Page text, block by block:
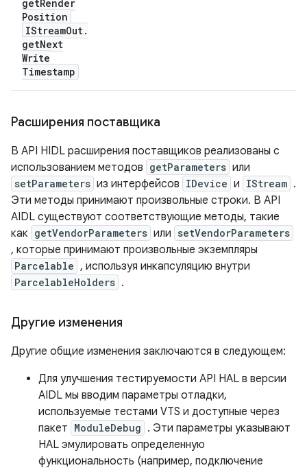
getRender
Position
IStreamOut.
getNext
Write
Timestamp
Расширения поставщика
В API HIDL расширения поставщиков реализованы с
использованием методов getParameters или
setParameters из интерфейсов IDevice и IStream .
Эти методы принимают произвольные строки. В API
AIDL существуют соответствующие методы, такие
как getVendorParameters или setVendorParameters
, которые принимают произвольные экземпляры
Parcelable , используя инкапсуляцию внутри
ParcelableHolders .
Другие изменения
Другие общие изменения заключаются в следующем:
Для улучшения тестируемости API HAL в версии
AIDL мы вводим параметры отладки,
используемые тестами VTS и доступные через
пакет ModuleDebug . Эти параметры указывают
HAL эмулировать определенную
функциональность (например, подключение